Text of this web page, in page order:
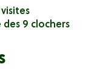
des 9 clochers